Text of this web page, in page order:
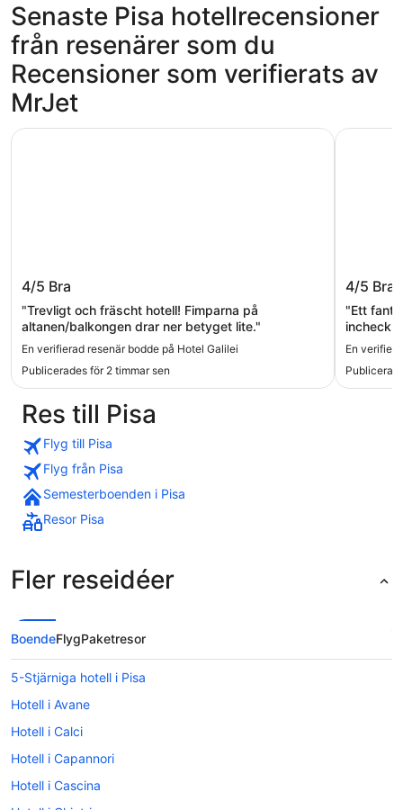
Senaste Pisa hotellrecensioner
från resenärer som du
Recensioner som verifierats av
MrJet
Hotel Galilei
4/5 Bra
"Trevligt och fräscht hotell! Fimparna på
altanen/balkongen drar ner betyget lite."
En verifierad resenär bodde på Hotel Galilei
Publicerades för 2 timmar sen
Hotel Galilei
Hotel
4/5 Bra
"Ett
sig till
Det
behov.
En
Hotel
Res till Pisa
Flyg till Pisa
Flyg från Pisa
Semesterboenden i Pisa
Resor Pisa
Fler reseidéer
BoendeFlygPaketresor
5-Stjärniga hotell i Pisa
Hotell i Avane
Hotell i Calci
Hotell i Capannori
Hotell i Cascina